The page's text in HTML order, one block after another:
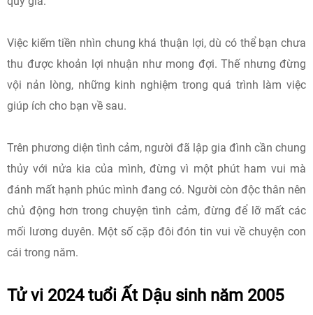
Việc kiếm tiền nhìn chung khá thuận lợi, dù có thể bạn chưa
thu được khoản lợi nhuận như mong đợi. Thế nhưng đừng
vội nản lòng, những kinh nghiệm trong quá trình làm việc
giúp ích cho bạn về sau.
Trên phương diện tình cảm, người đã lập gia đình cần chung
thủy với nửa kia của mình, đừng vì một phút ham vui mà
đánh mất hạnh phúc mình đang có. Người còn độc thân nên
chủ động hơn trong chuyện tình cảm, đừng để lỡ mất các
mối lương duyên. Một số cặp đôi đón tin vui về chuyện con
cái trong năm.
Tử vi 2024 tuổi Ất Dậu sinh năm 2005